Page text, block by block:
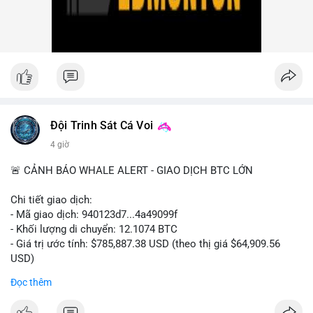
nhiều giao dịch lớn (từ 4 BTC đến 210 BTC) trong ngày, ưu tiên
Xem chi tiết các bài viết đầy đủ tại dòng thời gian của Vlike.vn!
#ofacsanctions
Đội Trinh Sát Cá Voi
4 giờ
🚨 CẢNH BÁO WHALE ALERT - GIAO DỊCH BTC LỚN
Chi tiết giao dịch:
- Mã giao dịch: 940123d7...4a49099f
- Khối lượng di chuyển: 12.1074 BTC
- Giá trị ước tính: $785,887.38 USD (theo thị giá $64,909.56
USD)
Đọc thêm